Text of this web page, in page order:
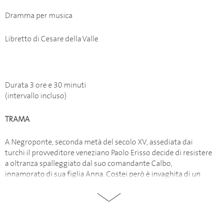
Dramma per musica
Libretto di Cesare della Valle
Durata 3 ore e 30 minuti
(intervallo incluso)
TRAMA
A Negroponte, seconda metà del secolo XV, assediata dai
turchi il provveditore veneziano Paolo Erisso decide di resistere
a oltranza spalleggiato dal suo comandante Calbo,
innamorato di sua figlia Anna. Costei però è invaghita di un
Corinto in assenza di Erisso. Erisso si ritira nella rocca per